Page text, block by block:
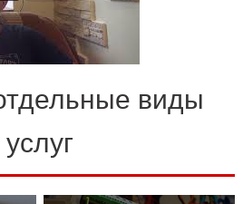
виды
услуг